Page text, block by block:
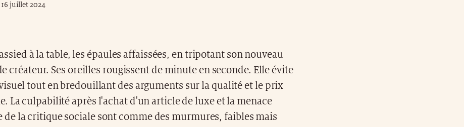
16 juillet 2024
à la table, les épaules affaissées, en tripotant son nouveau
créateur. Ses oreilles rougissent de minute en seconde. Elle évite
tout en bredouillant des arguments sur la qualité et le prix
La culpabilité après l'achat d'un article de luxe et la menace
la critique sociale sont comme des murmures, faibles mais